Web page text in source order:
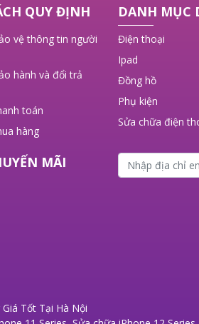
QUY ĐỊNH
vệ thông tin người
hành và đổi trả
toán
hàng
DANH MỤC
Điện thoại
Ipad
Đồng hồ
Phụ kiện
Sửa chữa điện
MÃI
Tốt Tại Hà Nội